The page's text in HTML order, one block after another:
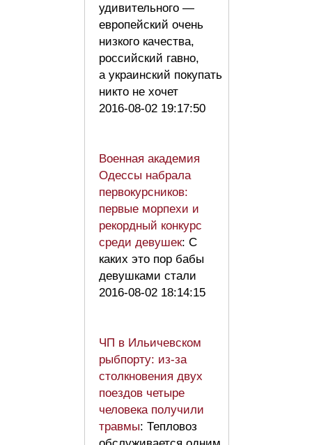
удивительного —
европейский очень
низкого качества,
российский гавно,
а украинский покупать
никто не хочет
2016-08-02 19:17:50
Военная академия
Одессы набрала
первокурсников:
первые морпехи и
рекордный конкурс
среди девушек: С
каких это пор бабы
девушками стали
2016-08-02 18:14:15
ЧП в Ильичевском
рыбпорту: из-за
столкновения двух
поездов четыре
человека получили
травмы: Тепловоз